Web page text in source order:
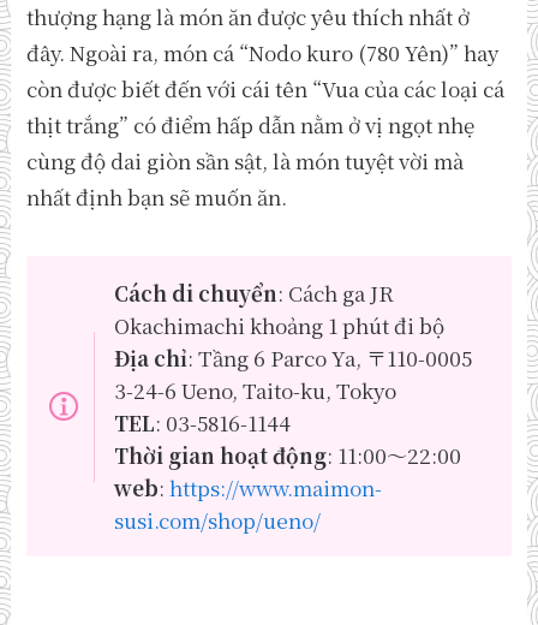
thượng hạng là món ăn được yêu thích nhất ở
đây. Ngoài ra, món cá “Nodo kuro (780 Yên)” hay
còn được biết đến với cái tên “Vua của các loại cá
thịt trắng” có điểm hấp dẫn nằm ở vị ngọt nhẹ
cùng độ dai giòn sần sật, là món tuyệt vời mà
nhất định bạn sẽ muốn ăn.
Cách di chuyển: Cách ga JR
Okachimachi khoảng 1 phút đi bộ
Địa chỉ: Tầng 6 Parco Ya, 〒110-0005
3-24-6 Ueno, Taito-ku, Tokyo
TEL: 03-5816-1144
Thời gian hoạt động: 11:00～22:00
web: https://www.maimon-
susi.com/shop/ueno/